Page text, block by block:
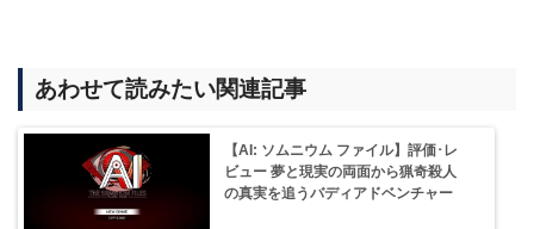
あわせて読みたい関連記事
【AI: ソムニウム ファイル】評価･レ
ビュー 夢と現実の両面から猟奇殺人
の真実を追うバディアドベンチャー